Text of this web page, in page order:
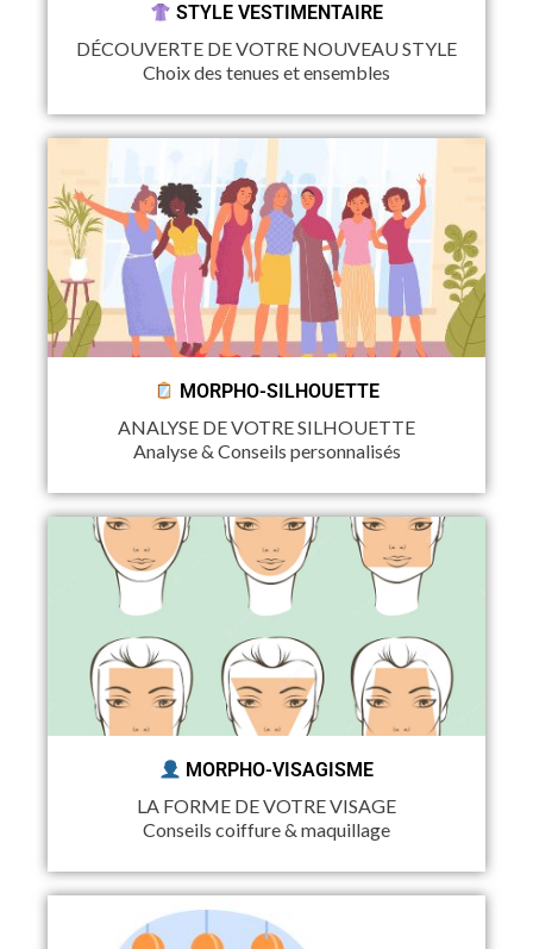
STYLE VESTIMENTAIRE
DÉCOUVERTE DE VOTRE NOUVEAU STYLE
Choix des tenues et ensembles
MORPHO-SILHOUETTE
ANALYSE DE VOTRE SILHOUETTE
Analyse & Conseils personnalisés
MORPHO-VISAGISME
LA FORME DE VOTRE VISAGE
Conseils coiffure & maquillage